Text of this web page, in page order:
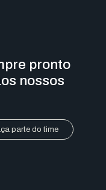
pronto
nossos
parte do time